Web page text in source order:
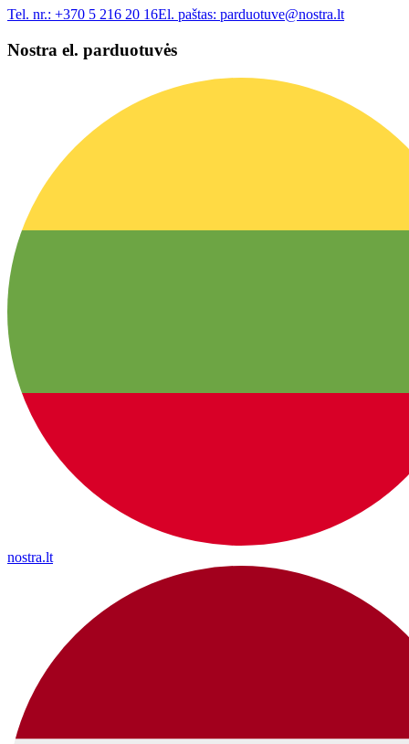
Tel. nr.: +370 5 216 20 16El. paštas: parduotuve@nostra.lt
Nostra el. parduotuvės
nostra.lt